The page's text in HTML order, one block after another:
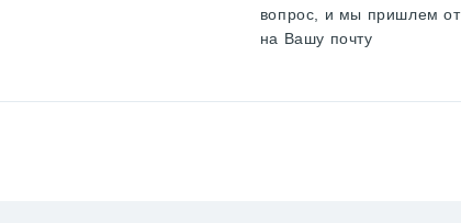
вопрос, и мы пришлем
на Вашу почту